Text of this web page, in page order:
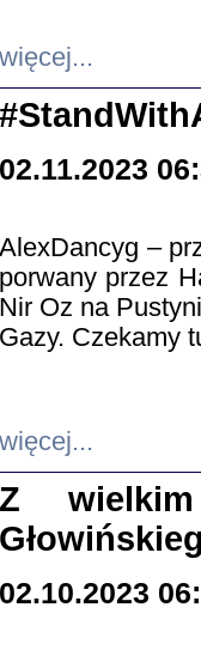
więcej...
02.11.2023
AlexDancyg –
porwany przez
Nir Oz na
Gazy. Czekamy
więcej...
Z
02.10.2023